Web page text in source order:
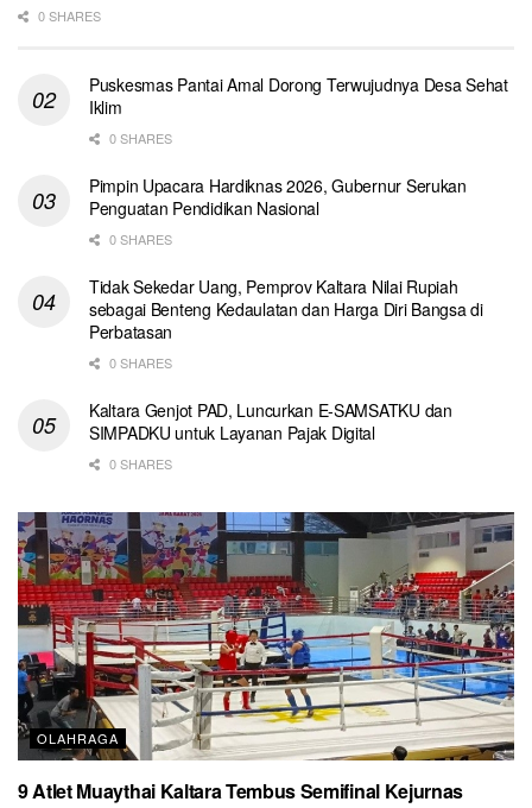
0 SHARES
Puskesmas Pantai Amal Dorong Terwujudnya Desa Sehat
Iklim
0 SHARES
Pimpin Upacara Hardiknas 2026, Gubernur Serukan
Penguatan Pendidikan Nasional
0 SHARES
Tidak Sekedar Uang, Pemprov Kaltara Nilai Rupiah
sebagai Benteng Kedaulatan dan Harga Diri Bangsa di
Perbatasan
0 SHARES
Kaltara Genjot PAD, Luncurkan E-SAMSATKU dan
SIMPADKU untuk Layanan Pajak Digital
0 SHARES
OLAHRAGA
9 Atlet Muaythai Kaltara Tembus Semifinal Kejurnas